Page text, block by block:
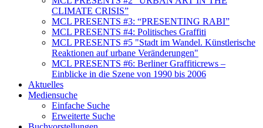
CLIMATE CRISIS”
MCL PRESENTS #3: “PRESENTING RABI”
MCL PRESENTS #4: Politisches Graffiti
MCL PRESENTS #5 "Stadt im Wandel. Künstlerische
Reaktionen auf urbane Veränderungen"
MCL PRESENTS #6: Berliner Graffiticrews –
Einblicke in die Szene von 1990 bis 2006
Aktuelles
Mediensuche
Einfache Suche
Erweiterte Suche